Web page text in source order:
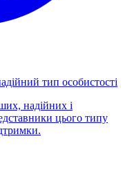
тип особистості
надійних і
цього типу